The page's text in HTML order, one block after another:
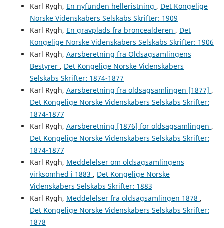
Karl Rygh, En nyfunden helleristning , Det Kongelige
Norske Videnskabers Selskabs Skrifter: 1909
Karl Rygh, En gravplads fra broncealderen , Det
Kongelige Norske Videnskabers Selskabs Skrifter: 1906
Karl Rygh, Aarsberetning fra Oldsagsamlingens
Bestyrer , Det Kongelige Norske Videnskabers
Selskabs Skrifter: 1874-1877
Karl Rygh, Aarsberetning fra oldsagsamlingen [1877] ,
Det Kongelige Norske Videnskabers Selskabs Skrifter:
1874-1877
Karl Rygh, Aarsberetning [1876] for oldsagsamlingen ,
Det Kongelige Norske Videnskabers Selskabs Skrifter:
1874-1877
Karl Rygh, Meddelelser om oldsagsamlingens
virksomhed i 1883 , Det Kongelige Norske
Videnskabers Selskabs Skrifter: 1883
Karl Rygh, Meddelelser fra oldsagsamlingen 1878 ,
Det Kongelige Norske Videnskabers Selskabs Skrifter:
1878